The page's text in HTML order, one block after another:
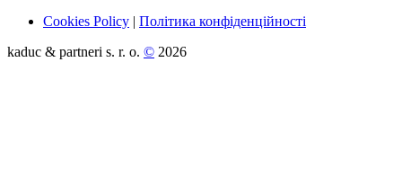
Cookies Policy | Політика конфіденційності
kaduc & partneri s. r. o. © 2026